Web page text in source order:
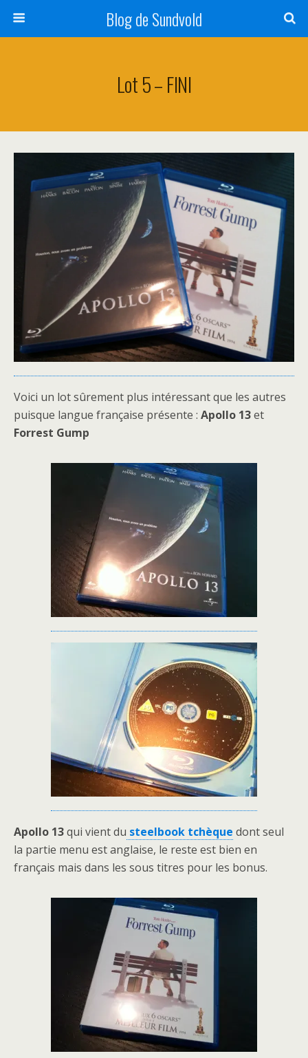
Blog de Sundvold
Lot 5 – FINI
Voici un lot sûrement plus intéressant que les autres
puisque langue française présente : Apollo 13et
Forrest Gump
Apollo 13qui vient du steelbook tchèque dont seul
la partie menu est anglaise, le reste est bien en
français mais dans les sous titres pour les bonus.